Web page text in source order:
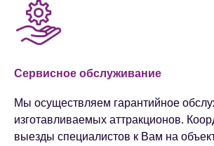
Сервисное обслуживание
Мы осуществляем гарантийное
изготавливаемых аттракционов.
выезды специалистов к Вам на